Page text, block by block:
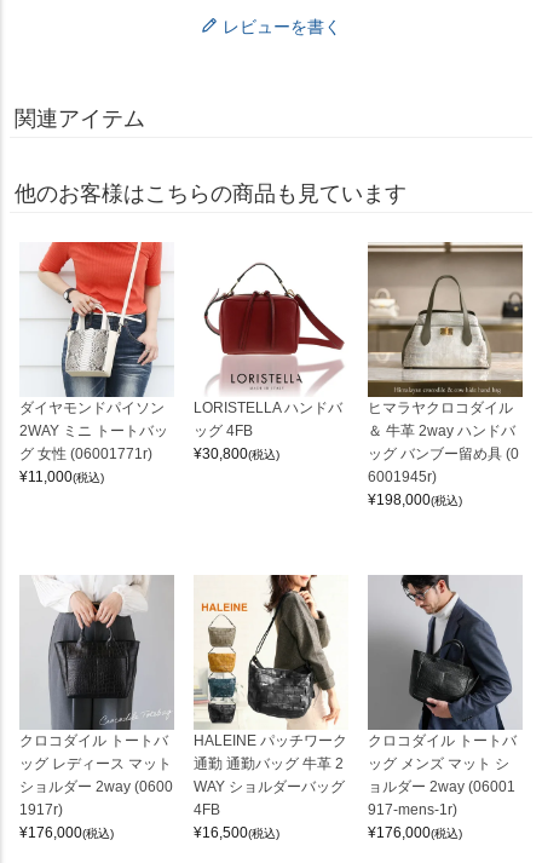
レビューを書く
関連アイテム
他のお客様はこちらの商品も見ています
ダイヤモンドパイソン
2WAY ミニ トートバッ
グ 女性 (06001771r)
¥11,000(税込)
LORISTELLA ハンドバ
ッグ 4FB
¥30,800(税込)
ヒマラヤクロコダイル
＆ 牛革 2way ハンドバ
ッグ バンブー留め具 (0
6001945r)
¥198,000(税込)
クロコダイル トートバ
ッグ レディース マット
ショルダー 2way (0600
1917r)
¥176,000(税込)
HALEINE パッチワーク
通勤 通勤バッグ 牛革 2
WAY ショルダーバッグ
4FB
¥16,500(税込)
クロコダイル トートバ
ッグ メンズ マット シ
ョルダー 2way (06001
917-mens-1r)
¥176,000(税込)